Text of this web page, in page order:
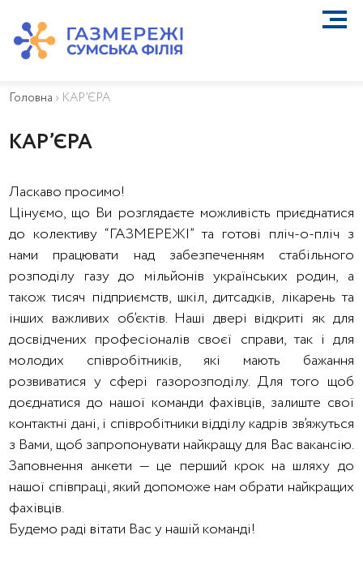
ПРО КОМПАНІЮ
ВАЖЛИВА ІНФОРМАЦІЯ
КОНТАКТИ
КАР’ЄРА
Біометан
КГУ
ОСОБИСТИЙ КАБІНЕТ
Головна › КАР’ЄРА
КАР’ЄРА
Ласкаво просимо!
Цінуємо, що Ви розглядаєте можливість приєднатися
до колективу “ГАЗМЕРЕЖІ” та готові пліч-о-пліч з
нами працювати над забезпеченням стабільного
розподілу газу до мільйонів українських родин, а
також тисяч підприємств, шкіл, дитсадків, лікарень та
інших важливих об’єктів. Наші двері відкриті як для
досвідчених професіоналів своєї справи, так і для
молодих співробітників, які мають бажання
розвиватися у сфері газорозподілу. Для того щоб
доєднатися до нашої команди фахівців, залиште свої
контактні дані, і співробітники відділу кадрів зв’яжуться
з Вами, щоб запропонувати найкращу для Вас вакансію.
Заповнення анкети — це перший крок на шляху до
нашої співпраці, який допоможе нам обрати найкращих
фахівців.
Будемо раді вітати Вас у нашій команді!